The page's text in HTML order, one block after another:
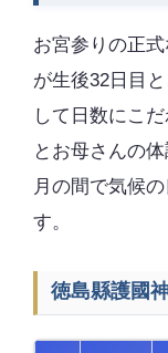
お宮参りの正
が生後32日目
して日数にこ
とお母さんの
月の間で気候
す。
徳島縣護國